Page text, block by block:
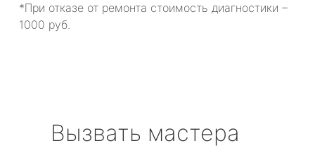
*При отказе от ремонта стоимость диагностики –
1000 руб.
Вызвать мастера